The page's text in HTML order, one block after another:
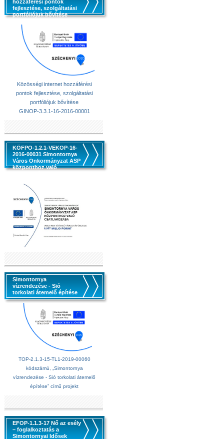
hozzáférési pontok
fejlesztése, szolgáltatási
portfóliójuk bővítése
Közösségi internet hozzáférési
pontok fejlesztése, szolgáltatási
portfóliójuk bővítése
GINOP-3.3.1-16-2016-00001
KÖFPO-1.2.1-VEKOP-16-
2016-00031 Simontornya
Város Önkormányzat ASP
központhoz való
Simontornya
vízrendezése - Sió
torkolati átemelő építése
TOP-2.1.3-15-TL1-2019-00060
kódszámú, „Simontornya
vízrendezése - Sió torkolati átemelő
építése” című projekt
EFOP-1.1.3-17 Nő az esély
– foglalkoztatás a
Simontornyai Idősek